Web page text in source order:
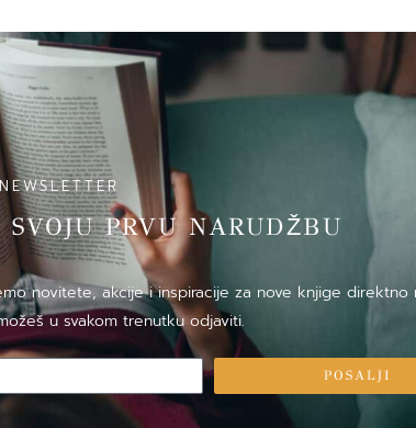
NEWSLETTER
PRVU NARUDŽBU
novitete, akcije i inspiracije za nove knjige
u svakom trenutku odjaviti.
POSALJI